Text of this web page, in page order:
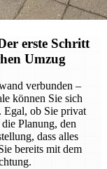
erste Schritt
Umzug
verbunden –
können Sie sich
Egal, ob Sie privat
Planung, den
dass alles
bereits mit dem